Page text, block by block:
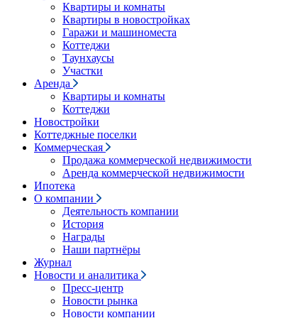
Квартиры и комнаты
Квартиры в новостройках
Гаражи и машиноместа
Коттеджи
Таунхаусы
Участки
Аренда
Квартиры и комнаты
Коттеджи
Новостройки
Коттеджные поселки
Коммерческая
Продажа коммерческой недвижимости
Аренда коммерческой недвижимости
Ипотека
О компании
Деятельность компании
История
Награды
Наши партнёры
Журнал
Новости и аналитика
Пресс-центр
Новости рынка
Новости компании